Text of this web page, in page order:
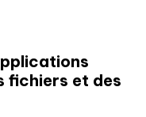
fichiers et des